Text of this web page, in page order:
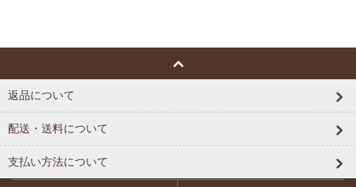
返品について
配送・送料について
支払い方法について